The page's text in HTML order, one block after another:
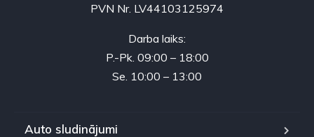
PVN Nr. LV44103125974
Darba laiks:
P.-Pk. 09:00 – 18:00
Se. 10:00 – 13:00
Auto sludinājumi